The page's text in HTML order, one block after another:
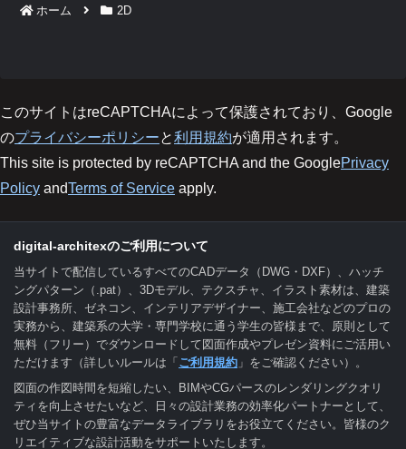
ホーム 2D
このサイトはreCAPTCHAによって保護されており、Google
のプライバシーポリシーと利用規約が適用されます。
This site is protected by reCAPTCHA and the GooglePrivacy
Policy andTerms of Service apply.
digital-architexのご利用について
当サイトで配信しているすべてのCADデータ（DWG・DXF）、ハッチ
ングパターン（.pat）、3Dモデル、テクスチャ、イラスト素材は、建築
設計事務所、ゼネコン、インテリアデザイナー、施工会社などのプロの
実務から、建築系の大学・専門学校に通う学生の皆様まで、原則として
無料（フリー）でダウンロードして図面作成やプレゼン資料にご活用い
ただけます（詳しいルールは「 ご利用規約 」をご確認ください）。
図面の作図時間を短縮したい、BIMやCGパースのレンダリングクオリ
ティを向上させたいなど、日々の設計業務の効率化パートナーとして、
ぜひ当サイトの豊富なデータライブラリをお役立てください。皆様のク
リエイティブな設計活動をサポートいたします。